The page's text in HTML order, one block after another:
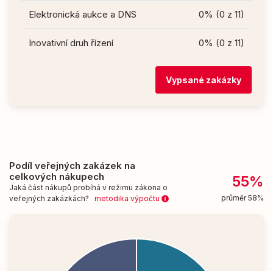
Elektronická aukce a DNS 0% (0 z 11)
Inovativní druh řízení 0% (0 z 11)
Vypsané zakázky
Podíl veřejných zakázek na
celkových nákupech
Jaká část nákupů probíhá v režimu zákona o
veřejných zakázkách? metodika výpočtu
55%
průměr 58%